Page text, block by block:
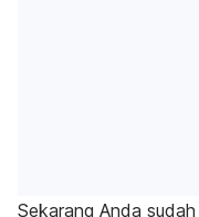
Sekarang Anda